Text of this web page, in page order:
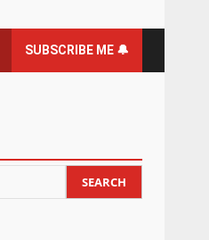
SUBSCRIBE ME 🔔
SEARCH